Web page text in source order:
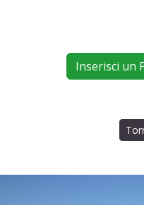
Inserisci un